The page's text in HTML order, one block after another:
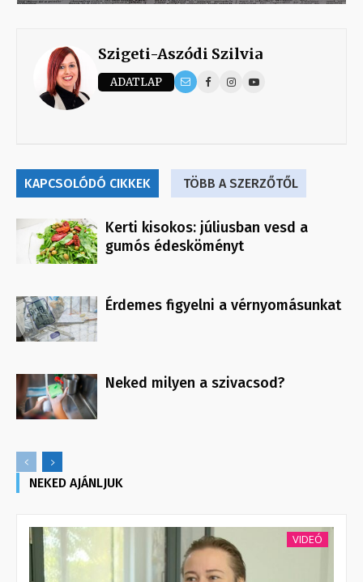
Szigeti-Aszódi Szilvia
ADATLAP
KAPCSOLÓDÓ CIKKEK TÖBB A SZERZŐTŐL
Kerti kisokos: júliusban vesd a
gumós édesköményt
Érdemes figyelni a vérnyomásunkat
Neked milyen a szivacsod?
NEKED AJÁNLJUK
VIDEÓ